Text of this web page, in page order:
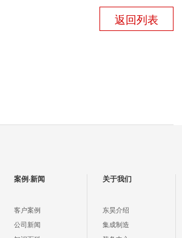
返回列表
案例·新闻
客户案例
公司新闻
关于我们
东昊介绍
集成制造